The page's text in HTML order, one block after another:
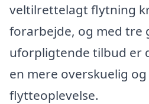
veltilrettelagt flytning
forarbejde, og med tre
uforpligtende tilbud er
en mere overskuelig
flytteoplevelse.